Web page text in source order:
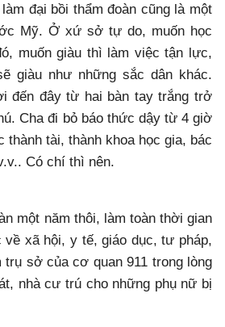
đại bồi thẩm đoàn cũng là một
Mỹ. Ở xứ sở tự do, muốn học
muốn giàu thì làm việc tận lực,
giàu như những sắc dân khác.
đến đây từ hai bàn tay trắng trở
Cha đi bỏ báo thức dậy từ 4 giờ
thành tài, thành khoa học gia, bác
Có chí thì nên.
một năm thôi, làm toàn thời gian
xã hội, y tế, giáo dục, tư pháp,
trụ sở của cơ quan 911 trong lòng
nhà cư trú cho những phụ nữ bị